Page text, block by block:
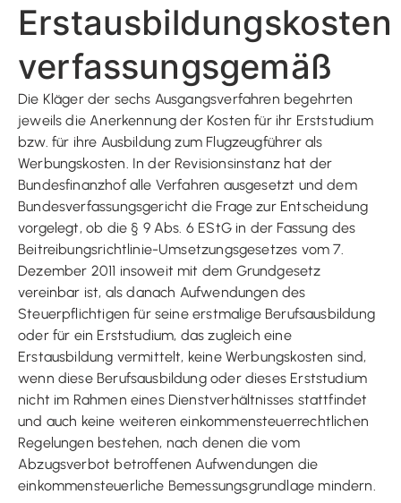
Erstausbildungskosten
verfassungsgemäß
Die Kläger der sechs Ausgangsverfahren begehrten
jeweils die Anerkennung der Kosten für ihr Erststudium
bzw. für ihre Ausbildung zum Flugzeugführer als
Werbungskosten. In der Revisionsinstanz hat der
Bundesfinanzhof alle Verfahren ausgesetzt und dem
Bundesverfassungsgericht die Frage zur Entscheidung
vorgelegt, ob die § 9 Abs. 6 EStG in der Fassung des
Beitreibungsrichtlinie-Umsetzungsgesetzes vom 7.
Dezember 2011 insoweit mit dem Grundgesetz
vereinbar ist, als danach Aufwendungen des
Steuerpflichtigen für seine erstmalige Berufsausbildung
oder für ein Erststudium, das zugleich eine
Erstausbildung vermittelt, keine Werbungskosten sind,
wenn diese Berufsausbildung oder dieses Erststudium
nicht im Rahmen eines Dienstverhältnisses stattfindet
und auch keine weiteren einkommensteuerrechtlichen
Regelungen bestehen, nach denen die vom
Abzugsverbot betroffenen Aufwendungen die
einkommensteuerliche Bemessungsgrundlage mindern.